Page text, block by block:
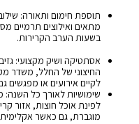
תוספת חימום ותאורה:
מתאים ואילוצים תרמיים
בשעות הערב הקרירות.
אסתטיקה ושיק מקצועי:
החיצוני של החלל, משדר
לקיים אירועים או מפגשים
שימושיות לאורך כל השנה:
לפינת אוכל חוצות, אזור
מוגברת, גם כאשר